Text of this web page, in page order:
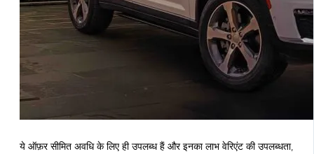
ये ऑफ़र सीमित अवधि के लिए ही उपलब्ध हैं और इनका लाभ वेरिएंट की उपलब्धता,